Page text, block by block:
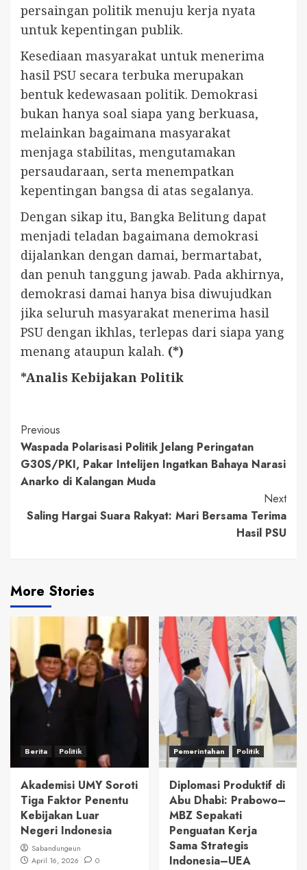
persaingan politik menuju kerja nyata
untuk kepentingan publik.
Kesediaan masyarakat untuk menerima
hasil PSU secara terbuka merupakan
bentuk kedewasaan politik. Demokrasi
bukan hanya soal siapa yang berkuasa,
melainkan bagaimana masyarakat
menjaga stabilitas, mengutamakan
persaudaraan, serta menempatkan
kepentingan bangsa di atas segalanya.
Dengan sikap itu, Bangka Belitung dapat
menjadi teladan bagaimana demokrasi
dijalankan dengan damai, bermartabat,
dan penuh tanggung jawab. Pada akhirnya,
demokrasi damai hanya bisa diwujudkan
jika seluruh masyarakat menerima hasil
PSU dengan ikhlas, terlepas dari siapa yang
menang ataupun kalah. (*)
*Analis Kebijakan Politik
Continue
Reading
Previous
Waspada Polarisasi Politik Jelang Peringatan
G30S/PKI, Pakar Intelijen Ingatkan Bahaya Narasi
Anarko di Kalangan Muda
Next
Saling Hargai Suara Rakyat: Mari Bersama Terima
Hasil PSU
More Stories
Berita Politik
Akademisi UMY Soroti
Tiga Faktor Penentu
Kebijakan Luar
Negeri Indonesia
Sabandungeun
April 16, 2026
0
Pemerintahan Politik
Diplomasi Produktif di
Abu Dhabi: Prabowo–
MBZ Sepakati
Penguatan Kerja
Sama Strategis
Indonesia–UEA